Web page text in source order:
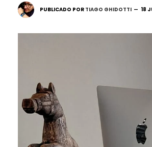
PUBLICADO POR TIAGO GHIDOTTI 18